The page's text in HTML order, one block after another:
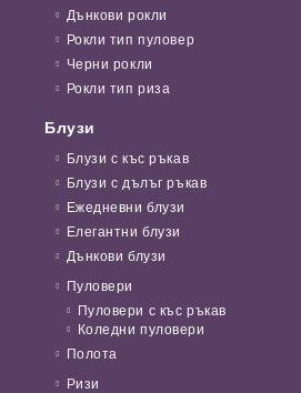
Дънкови рокли
Рокли тип пуловер
Черни рокли
Рокли тип риза
Блузи
Блузи с къс ръкав
Блузи с дълъг ръкав
Ежедневни блузи
Елегантни блузи
Дънкови блузи
Пуловери
Пуловери с къс ръкав
Коледни пуловери
Полота
Ризи